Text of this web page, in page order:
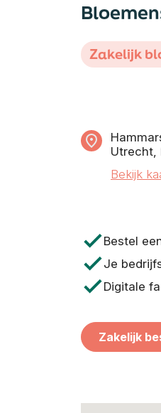
Zakelijk
Utrecht,
Bekijk
checkBestel
checkJe
checkDigitale
Zakelijk